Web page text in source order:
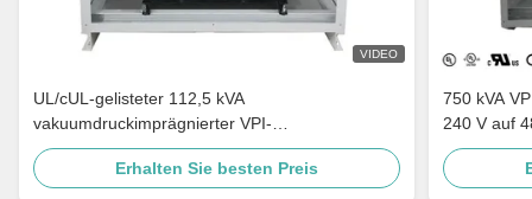
VIDEO
UL/cUL-gelisteter 112,5 kVA
vakuumdruckimprägnierter VPI-
Trockentransformator 240 V auf 480 V, erfüllt
DOE 2016
Erhalten Sie besten Preis
750 kVA
240 V auf